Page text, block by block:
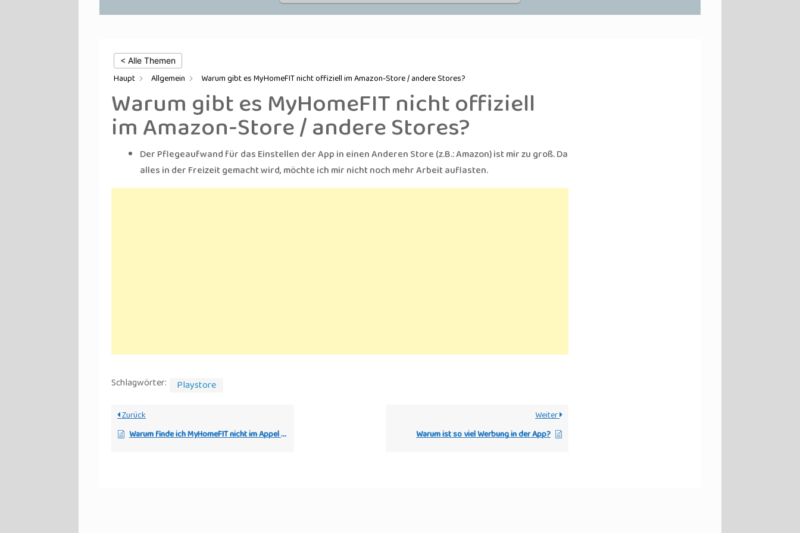
< Alle Themen
Haupt Allgemein Warum gibt es MyHomeFIT nicht offiziell im Amazon-Store / andere Stores?
Warum gibt es MyHomeFIT nicht offiziell
im Amazon-Store / andere Stores?
Der Pflegeaufwand für das Einstellen der App in einen Anderen Store (z.B.: Amazon) ist mir zu groß. Da
alles in der Freizeit gemacht wird, möchte ich mir nicht noch mehr Arbeit auflasten.
Schlagwörter: Playstore
Zurück
Warum finde ich MyHomeFIT nicht im Appel App Store?
Weiter
Warum ist so viel Werbung in der App?